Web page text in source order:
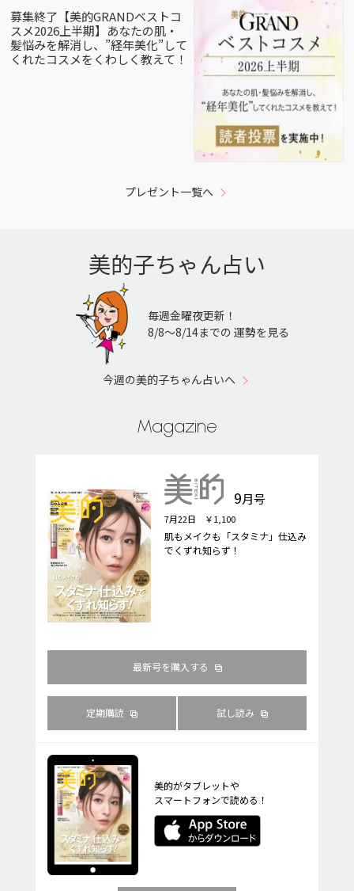
募集終了【美的GRANDベストコ
スメ2026上半期】あなたの肌・
髪悩みを解消し、”経年美化”して
くれたコスメをくわしく教えて！
プレゼント一覧へ
美的子ちゃん占い
毎週金曜夜更新！
8/8〜8/14までの 運勢を見る
今週の美的子ちゃん占いへ
Magazine
9月号
7月22日 ￥1,100
肌もメイクも「スタミナ」仕込み
でくずれ知らず！
最新号を購入する
定期購読 試し読み
美的がタブレットや
スマートフォンで読める！